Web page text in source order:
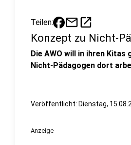
Teilen: mailopen_in_new
Konzept zu Nicht-
Die AWO will in ihren
Nicht-Pädagogen dort
Veröffentlicht: Dienstag,
Anzeige